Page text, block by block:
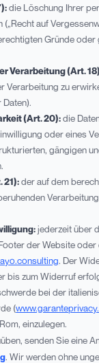
die Löschung Ihrer
(„Recht auf
Gründe oder
Verarbeitung (Art.
Verarbeitung zu
(Art. 20):die
oder eines
gängigen
21):der auf dem
jederzeit über
der Website
. Der
bis zum Widerruf
bei der
(
einzulegen.
senden Sie eine
. Wir werden ohne